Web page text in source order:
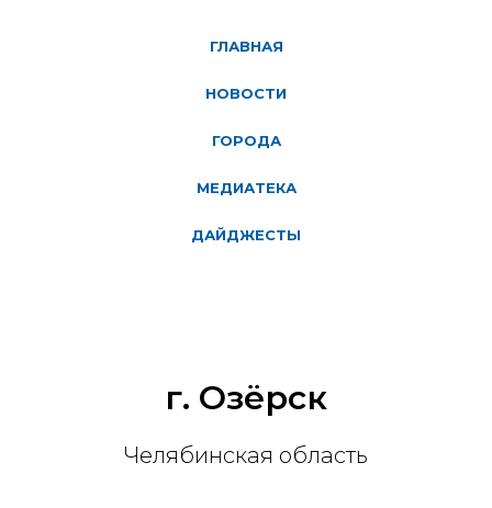
ГЛАВНАЯ
НОВОСТИ
ГОРОДА
МЕДИАТЕКА
ДАЙДЖЕСТЫ
г. Озёрск
Челябинская область